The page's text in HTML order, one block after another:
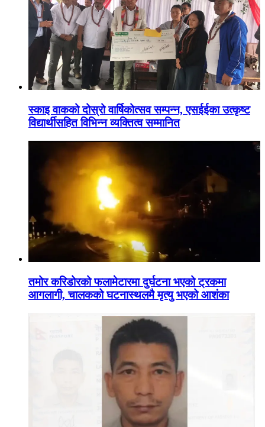
स्काइ वाकको दोस्रो वार्षिकोत्सव सम्पन्न, एसईईका उत्कृष्ट
विद्यार्थीसहित विभिन्न व्यक्तित्व सम्मानित
तमोर करिडोरको फलामेटारमा दुर्घटना भएको ट्रकमा
आगलागी, चालकको घटनास्थलमै मृत्यु भएको आशंका